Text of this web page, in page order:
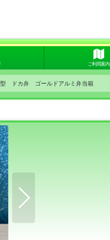
ご利用案内
ドカ弁 ゴールドアルミ弁当箱